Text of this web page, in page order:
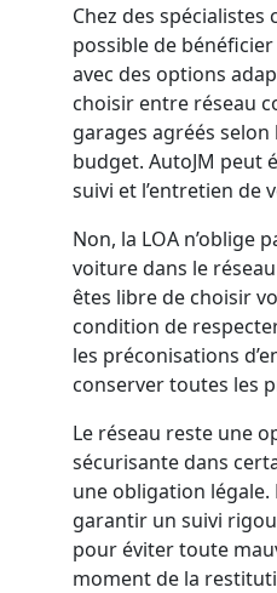
Chez des spécialistes
possible de
avec des options
choisir entre réseau
garages agréés selon
budget. AutoJM peut
suivi et l’entretien de
Non, la LOA n’oblige
voiture dans le
êtes libre de choisir
condition de
les préconisations
conserver toutes les
Le réseau reste une
sécurisante dans
une obligation légale.
garantir un suivi
pour éviter toute
moment de la